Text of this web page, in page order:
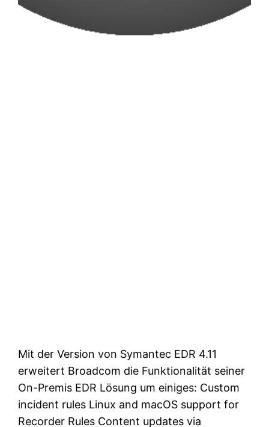
Mit der Version von Symantec EDR 4.11
erweitert Broadcom die Funktionalität seiner
On-Premis EDR Lösung um einiges: Custom
incident rules Linux and macOS support for
Recorder Rules Content updates via